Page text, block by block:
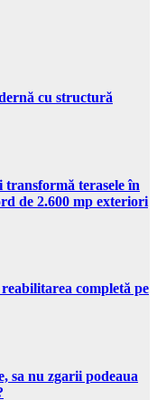
cu structură
transformă terasele în
de 2.600 mp exteriori
completă pe
sa nu zgarii podeaua